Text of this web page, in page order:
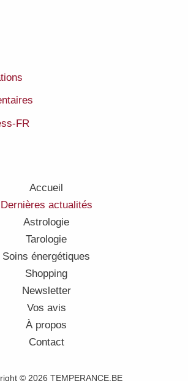
FR
Accueil
Dernières actualités
Astrologie
Tarologie
Soins énergétiques
Shopping
Newsletter
Vos avis
À propos
Contact
© 2026 TEMPERANCE.BE